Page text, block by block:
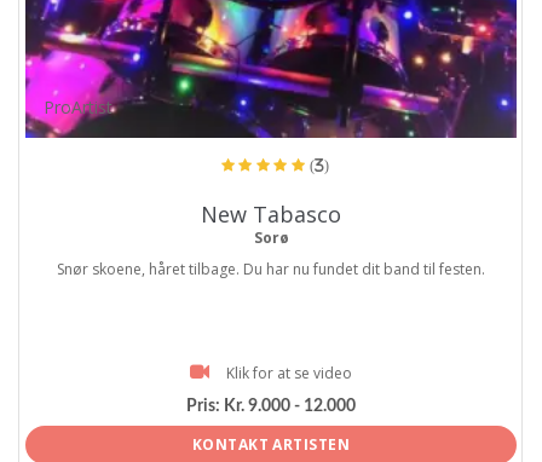
ProArtist
(3)
New Tabasco
Sorø
Snør skoene, håret tilbage. Du har nu fundet dit band til festen.
Klik for at se video
Pris: Kr. 9.000 - 12.000
KONTAKT ARTISTEN